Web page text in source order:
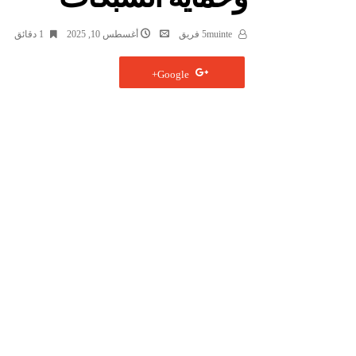
أغسطس 10, 2025 1 ‫دقائق‬
Google+